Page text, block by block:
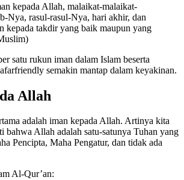
kepada Allah, malaikat-malaikat-
Nya, rasul-rasul-Nya, hari akhir, dan
kepada takdir yang baik maupun yang
satu rukun iman dalam Islam beserta
semakin mantap dalam keyakinan.
Allah
adalah iman kepada Allah. Artinya kita
bahwa Allah adalah satu-satunya Tuhan yang
Pencipta, Maha Pengatur, dan tidak ada
Al-Qur’an: